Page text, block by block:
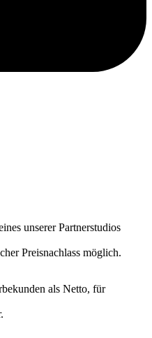
unserer Partnerstudios
Preisnachlass möglich.
als Netto, für